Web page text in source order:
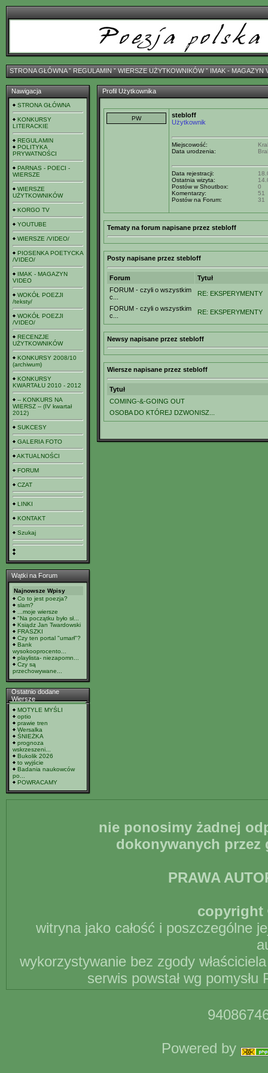
STRONA GŁÓWNAˇ REGULAMIN ˇ WIERSZE UŻYTKOWNIKÓWˇ IMAK - MAGAZYN
Nawigacja
STRONA GŁÓWNA
KONKURSY
LITERACKIE
REGULAMIN
POLITYKA
PRYWATNOŚCI
PARNAS - POECI -
WIERSZE
WIERSZE
UŻYTKOWNIKÓW
KORGO TV
YOUTUBE
WIERSZE /VIDEO/
PIOSENKA POETYCKA
/VIDEO/
IMAK - MAGAZYN
VIDEO
WOKÓŁ POEZJI
/teksty/
WOKÓŁ POEZJI
/VIDEO/
RECENZJE
UŻYTKOWNIKÓW
KONKURSY 2008/10
(archiwum)
KONKURSY
KWARTAŁU 2010 - 2012
-- KONKURS NA
WIERSZ -- (IV kwartał
2012)
SUKCESY
GALERIA FOTO
AKTUALNOŚCI
FORUM
CZAT
LINKI
KONTAKT
Szukaj
Wątki na Forum
Najnowsze Wpisy
Co to jest poezja?
slam?
...moje wiersze
"Na początku było sł...
Ksiądz Jan Twardowski
FRASZKI
Czy ten portal "umarł"?
Bank
wysokooprocento...
playlista- niezapomn...
Czy są
przechowywane...
Ostatnio dodane
Wiersze
MOTYLE MYŚLI
optio
prawie tren
Wersalka
ŚNIEŻKA
prognoza
wskrzeszeni...
Bukolik 2026
to wyjście
Badania naukowców
po...
POWRACAMY
Profil Użytkownika
stebloff
Użytkownik
Miejscowość:
Data urodzenia:
Data rejestracji:
Ostatnia wizyta:
Postów w Shoutbox:
0
Komentarzy:
51
Postów na Forum:
31
Tematy na forum napisane przez stebloff
Posty napisane przez stebloff
Forum
Tytuł
FORUM - czyli o wszystkim
c...
RE: EKSPERYMENTY
FORUM - czyli o wszystkim
c...
RE: EKSPERYMENTY
Newsy napisane przez stebloff
Wiersze napisane przez stebloff
Tytuł
COMING-&-GOING OUT
OSOBA DO KTÓREJ DZWONISZ...
nie ponosimy żadnej
dokonywanych
PRAWA
copyright
witryna jako całość i poszczególne
wykorzystywanie bez zgody
serwis powstał wg
Powered by